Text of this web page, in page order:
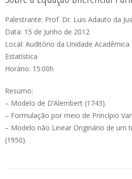
Palestrante: Prof. Dr. Luis Adauto da
Data: 15 de Junho de 2012
Local: Auditório da Unidade
Estatística
Horário: 15:00h
Resumo:
– Modelo de D’Alembert (1743).
– Formulação por meio de Princípio
– Modelo não Linear Originário de um
(1950).